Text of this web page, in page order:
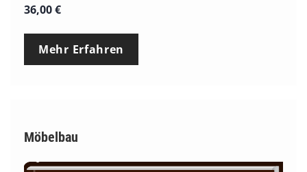
36,00€
Mehr Erfahren
Möbelbau